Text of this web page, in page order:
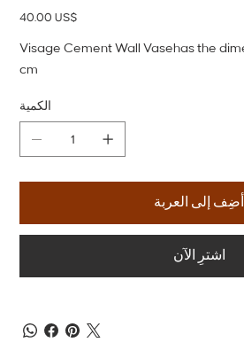
السعر ‏40.00 US$
Visage Cement Wall Vasehas the
cm
الكمية
أضِف إلى العربة
اشترِ الآن